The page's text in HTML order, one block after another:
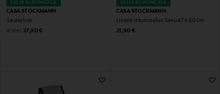
EELIS KUPONGIGA
CASA STOCKMANN
Saunalina
alates Original Price
27,90 €
EELIS KUPONGIGA
CASA STOCKMANN
Linane istumisalus Savu 47 x 60 cm
Original Price
21,90 €